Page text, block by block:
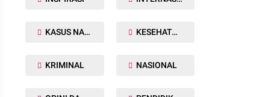
KASUS NARKOBA KESEHATAN TUBUH
KRIMINAL NASIONAL